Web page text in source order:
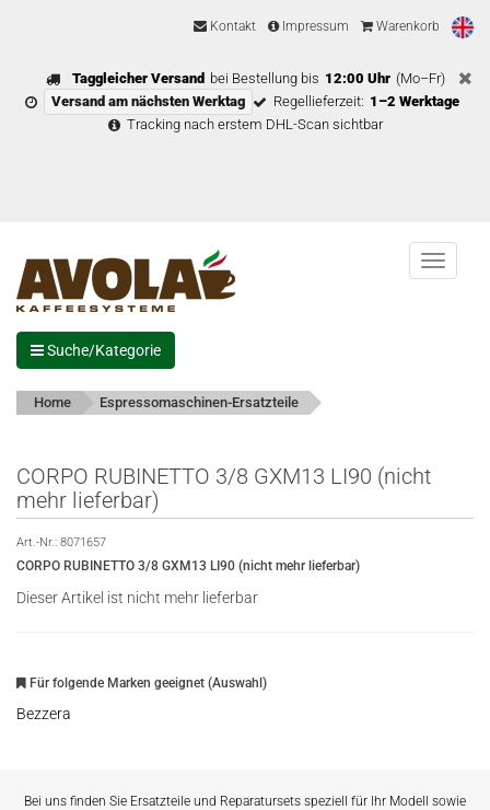
Kontakt Impressum Warenkorb
Taggleicher Versand bei Bestellung bis 12:00 Uhr (Mo–Fr)
Versand am nächsten Werktag
Regellieferzeit: 1–2 Werktage
Tracking nach erstem DHL-Scan sichtbar
Menu
Suche/Kategorie
Home Espressomaschinen-Ersatzteile
CORPO RUBINETTO 3/8 GXM13 LI90 (nicht
mehr lieferbar)
Art.-Nr.: 8071657
CORPO RUBINETTO 3/8 GXM13 LI90 (nicht mehr lieferbar)
Dieser Artikel ist nicht mehr lieferbar
Für folgende Marken geeignet (Auswahl)
Bezzera
Bei uns finden Sie Ersatzteile und Reparatursets speziell für Ihr Modell sowie